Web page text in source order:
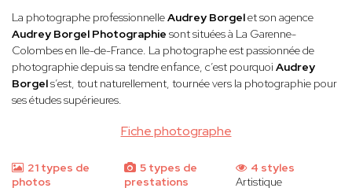
Fiche photographe
La photographe professionnelleAudrey Borgelet son agence
Audrey Borgel Photographie sont situées à La Garenne-
Colombes en Ile-de-France. La photographe est passionnée de
photographie depuis sa tendre enfance, c’est pourquoi Audrey
Borgels’est, tout naturellement, tournée vers la photographie pour
ses études supérieures.
21 types de
photos
5 types de
prestations
4 styles
Artistique